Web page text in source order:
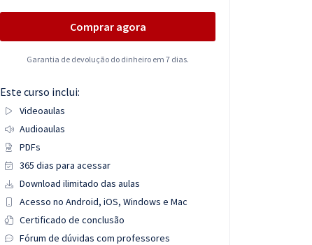
Comprar agora
Garantia de devolução do dinheiro em 7 dias.
Este curso inclui:
Videoaulas
Audioaulas
PDFs
365 dias para acessar
Download ilimitado das aulas
Acesso no Android, iOS, Windows e Mac
Certificado de conclusão
Fórum de dúvidas com professores